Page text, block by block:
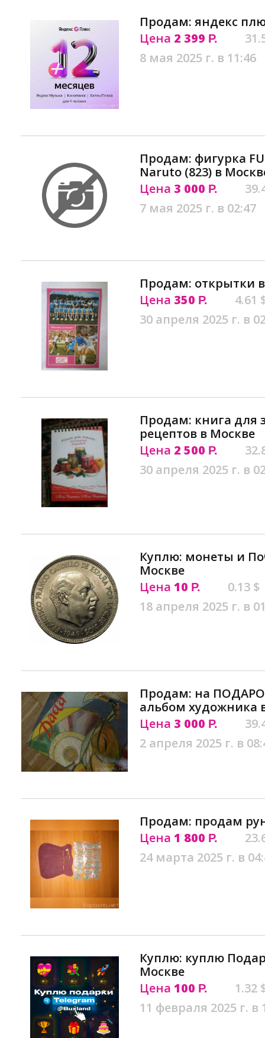
Продам: яндекс
Цена 2 399 Р.
8 мая 2025 г. в 11:46
Продам: фигурка
Naruto (823) в
Цена 3 000 Р.
7 мая 2025 г. в 02:47
Продам: открытки
Цена 350 Р.
4.61
30 апреля 2025 г. в
Продам: книга для
рецептов в Москве
Цена 2 500 Р.
30 апреля 2025 г. в
Куплю: монеты и
Москве
Цена 10 Р.
0.13 $
18 апреля 2025 г. в
Продам: на
альбом художника
Цена 3 000 Р.
2 апреля 2025 г. в
Продам: продам
Цена 1 800 Р.
24 марта 2025 г. в
Куплю: куплю
Москве
Цена 100 Р.
1.32
11 февраля 2025 г. в